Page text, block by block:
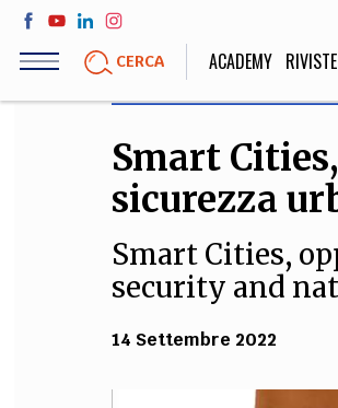
Salta
contenuto
CERCA ACADEMY RIVISTE
LIFE STYLE
Sport, Cucina, Viaggi,
Smart
sicurezza
Smart Cities,
security and
14 Settembre 2022